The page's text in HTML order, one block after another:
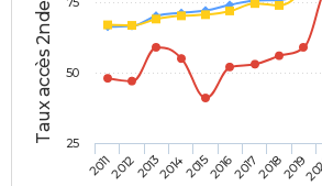
201120122013201420152016201720182019
25
50